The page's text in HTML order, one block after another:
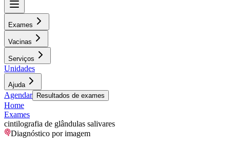
Exames
Vacinas
Serviços
Unidades
Ajuda
Agendar Resultados de exames
Home
Exames
cintilografia de glândulas salivares
Diagnóstico por imagem